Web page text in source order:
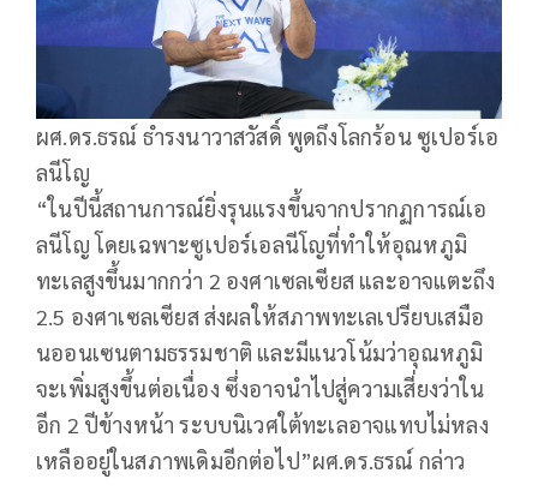
ผศ.ดร.ธรณ์ ธำรงนาวาสวัสดิ์ พูดถึงโลกร้อน ซูเปอร์เอ
ลนีโญ
“ในปีนี้สถานการณ์ยิ่งรุนแรงขึ้นจากปรากฏการณ์เอ
ลนีโญ โดยเฉพาะซูเปอร์เอลนีโญที่ทำให้อุณหภูมิ
ทะเลสูงขึ้นมากกว่า 2 องศาเซลเซียส และอาจแตะถึง
2.5 องศาเซลเซียส ส่งผลให้สภาพทะเลเปรียบเสมือ
นออนเซนตามธรรมชาติ และมีแนวโน้มว่าอุณหภูมิ
จะเพิ่มสูงขึ้นต่อเนื่อง ซึ่งอาจนำไปสู่ความเสี่ยงว่าใน
อีก 2 ปีข้างหน้า ระบบนิเวศใต้ทะเลอาจแทบไม่หลง
เหลืออยู่ในสภาพเดิมอีกต่อไป”ผศ.ดร.ธรณ์ กล่าว